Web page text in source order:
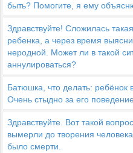
быть? Помогите, я ему
Здравствуйте! Сложилась
ребенка, а через время
неродной. Может ли в такой
аннулироваться?
Батюшка, что делать: ребёнок
Очень стыдно за его
Здравствуйте. Вот такой
вымерли до творения
было смерти.